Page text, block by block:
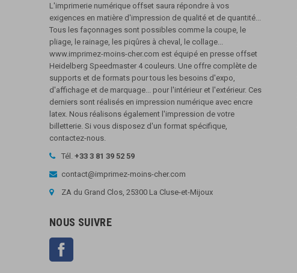
L'imprimerie numérique offset saura répondre à vos
exigences en matière d'impression de qualité et de quantité...
Tous les façonnages sont possibles comme la coupe, le
pliage, le rainage, les piqûres à cheval, le collage...
www.imprimez-moins-cher.com est équipé en presse offset
Heidelberg Speedmaster 4 couleurs. Une offre complète de
supports et de formats pour tous les besoins d'expo,
d'affichage et de marquage... pour l'intérieur et l'extérieur. Ces
derniers sont réalisés en impression numérique avec encre
latex. Nous réalisons également l'impression de votre
billetterie. Si vous disposez d'un format spécifique,
contactez-nous.
Tél. +33 3 81 39 52 59
contact@imprimez-moins-cher.com
ZA du Grand Clos, 25300 La Cluse-et-Mijoux
NOUS SUIVRE